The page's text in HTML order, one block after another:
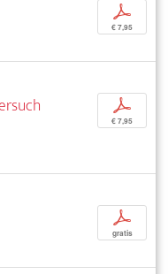
p
€ 7,95
p
€ 7,95
p
gratis